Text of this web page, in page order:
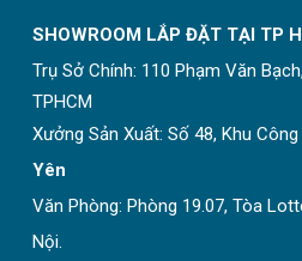
SHOWROOM LẮP ĐẶT TẠI TP
Trụ Sở Chính: 110 Phạm Văn
TPHCM
Xưởng Sản Xuất: Số 48, Khu
Yên
Văn Phòng: Phòng 19.07, Tòa
Nội.